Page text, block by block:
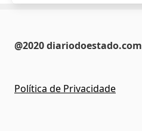
@2020 diariodoestado.com
Política de Privacidade